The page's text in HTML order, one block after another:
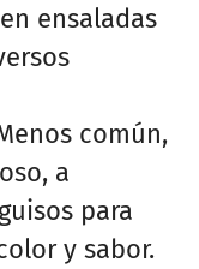
ensaladas
común,
a
para
y sabor.